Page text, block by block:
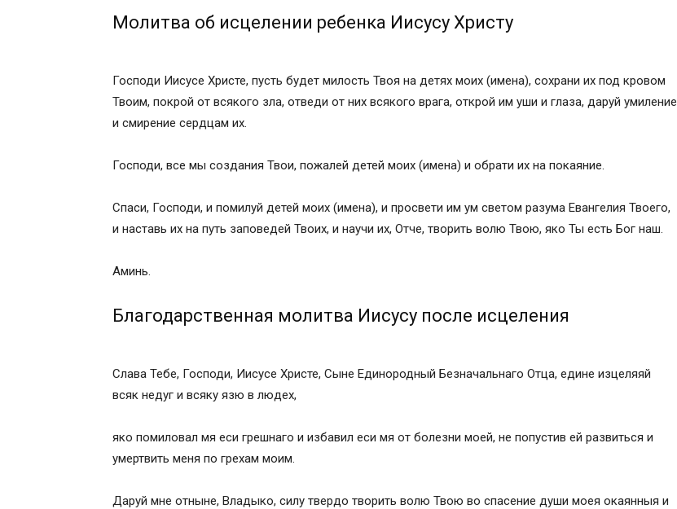
Молитва об исцелении ребенка Иисусу Христу
Господи Иисусе Христе, пусть будет милость Твоя на детях моих (имена), сохрани их под кровом
Твоим, покрой от всякого зла, отведи от них всякого врага, открой им уши и глаза, даруй умиление
и смирение сердцам их.
Господи, все мы создания Твои, пожалей детей моих (имена) и обрати их на покаяние.
Спаси, Господи, и помилуй детей моих (имена), и просвети им ум светом разума Евангелия Твоего,
и наставь их на путь заповедей Твоих, и научи их, Отче, творить волю Твою, яко Ты есть Бог наш.
Аминь.
Благодарственная молитва Иисусу после исцеления
Слава Тебе, Господи, Иисусе Христе, Сыне Единородный Безначальнаго Отца, едине изцеляяй
всяк недуг и всяку язю в людех,
яко помиловал мя еси грешнаго и избавил еси мя от болезни моей, не попустив ей развиться и
умертвить меня по грехам моим.
Даруй мне отныне, Владыко, силу твердо творить волю Твою во спасение души моея окаянныя и